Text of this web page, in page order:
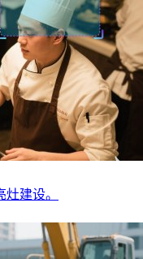
建设。